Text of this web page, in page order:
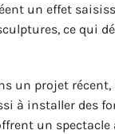
un effet
ce qui
un projet
à installer des
un